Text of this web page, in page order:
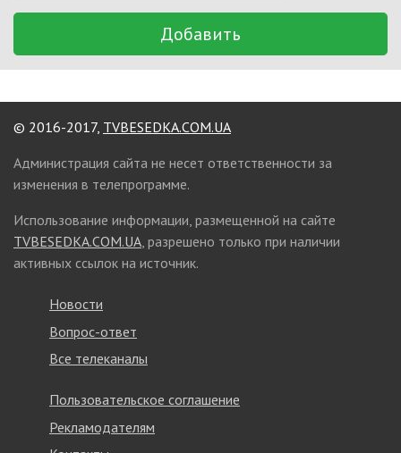
Добавить
© 2016-2017, TVBESEDKA.COM.UA
Администрация сайта не несет ответственности за
изменения в телепрограмме.
Использование информации, размещенной на сайте
TVBESEDKA.COM.UA , разрешено только при наличии
активных ссылок на источник.
Новости
Вопрос-ответ
Все телеканалы
Пользовательское соглашение
Рекламодателям